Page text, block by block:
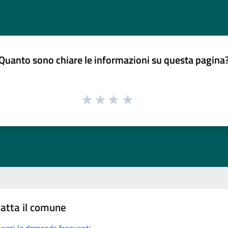
sono chiare le informazioni su questa
il comune